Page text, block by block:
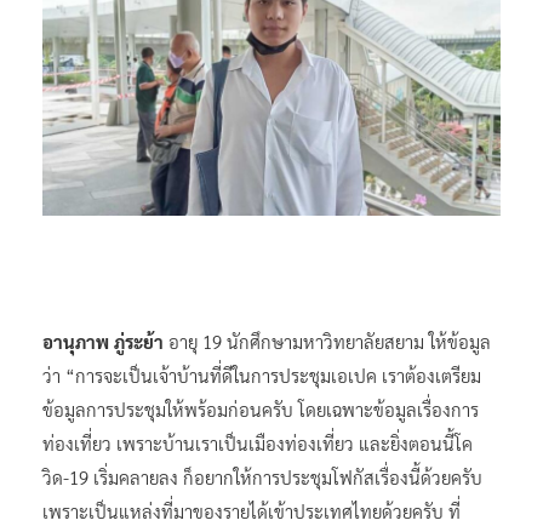
อานุภาพ ภู่ระย้า อายุ 19 นักศึกษามหาวิทยาลัยสยาม ให้ข้อมูล
ว่า “การจะเป็นเจ้าบ้านที่ดีในการประชุมเอเปค เราต้องเตรียม
ข้อมูลการประชุมให้พร้อมก่อนครับ โดยเฉพาะข้อมูลเรื่องการ
ท่องเที่ยว เพราะบ้านเราเป็นเมืองท่องเที่ยว และยิ่งตอนนี้โค
วิด-19 เริ่มคลายลง ก็อยากให้การประชุมโฟกัสเรื่องนี้ด้วยครับ
เพราะเป็นแหล่งที่มาของรายได้เข้าประเทศไทยด้วยครับ ที่